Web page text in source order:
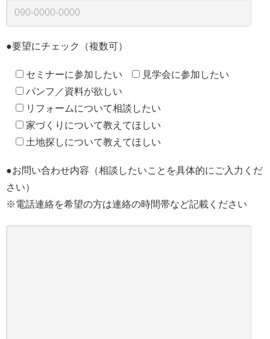
●要望にチェック（複数可）
セミナーに参加したい
見学会に参加したい
パンフ／資料が欲しい
リフォームについて相談したい
家づくりについて教えてほしい
土地探しについて教えてほしい
●お問い合わせ内容（相談したいことを具体的にご入力くだ
さい）
※電話連絡を希望の方は連絡の時間帯など記載ください